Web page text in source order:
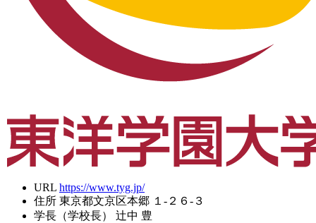
URL https://www.tyg.jp/
住所 東京都文京区本郷 １-２６-３
学長（学校長）
辻中 豊